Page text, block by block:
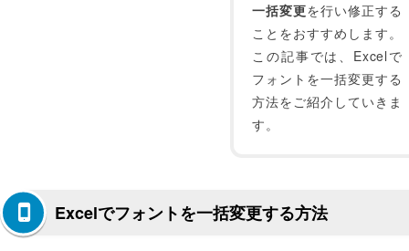
一括変更を行い修正する
ことをおすすめします。
この記事では、Excelで
フォントを一括変更する
方法をご紹介していきま
す。
Excelでフォントを一括変更する方法